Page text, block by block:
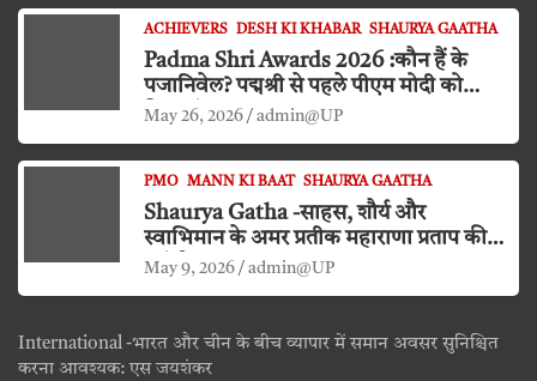
ACHIEVERS DESH KI KHABAR SHAURYA GAATHA
Padma Shri Awards 2026 :कौन हैं के
पजानिवेल? पद्मश्री से पहले पीएम मोदी को
किया दंडवत प्रणाम
May 26, 2026 admin@UP
PMO MANN KI BAAT SHAURYA GAATHA
Shaurya Gatha -साहस, शौर्य और
स्वाभिमान के अमर प्रतीक महाराणा प्रताप की
जयंती
May 9, 2026 admin@UP
International -भारत और चीन के बीच व्यापार में समान अवसर सुनिश्चित
करना आवश्यक: एस जयशंकर